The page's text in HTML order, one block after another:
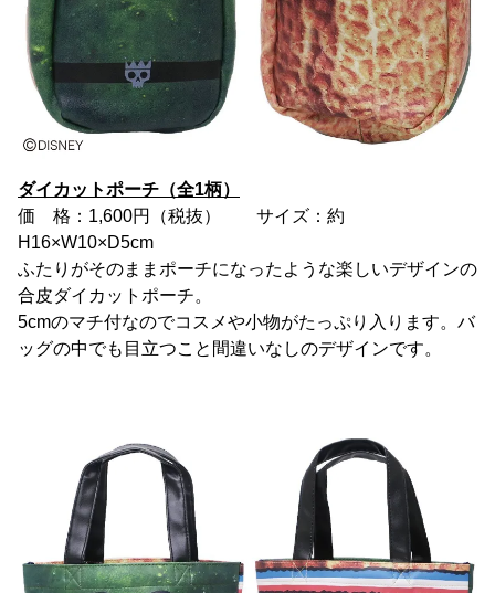
ダイカットポーチ（全1柄）
価 格：1,600円（税抜） サイズ：約
H16×W10×D5cm
ふたりがそのままポーチになったような楽しいデザインの
合皮ダイカットポーチ。
5cmのマチ付なのでコスメや小物がたっぷり入ります。バ
ッグの中でも目立つこと間違いなしのデザインです。